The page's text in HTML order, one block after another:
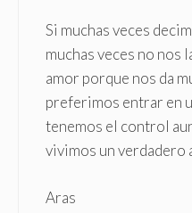
Si muchas veces
muchas veces no nos
amor porque nos da
preferimos entrar en
tenemos el control
vivimos un verdadero
Aras